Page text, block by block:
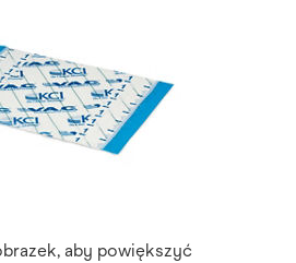
aby powiększyć